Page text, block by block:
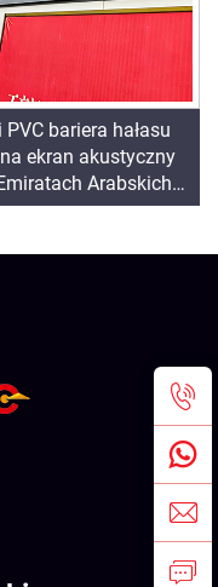
bariera hałasu
ekran akustyczny
Arabskich